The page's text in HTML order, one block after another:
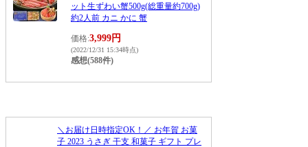
ット生ずわい蟹500g(総重量約700g)
約2人前 カニ かに 蟹
価格:3,999円
(2022/12/31 15:34時点)
感想(588件)
＼お届け日時指定OK！／ お年賀 お菓
子 2023 うさぎ 干支 和菓子 ギフト プレ